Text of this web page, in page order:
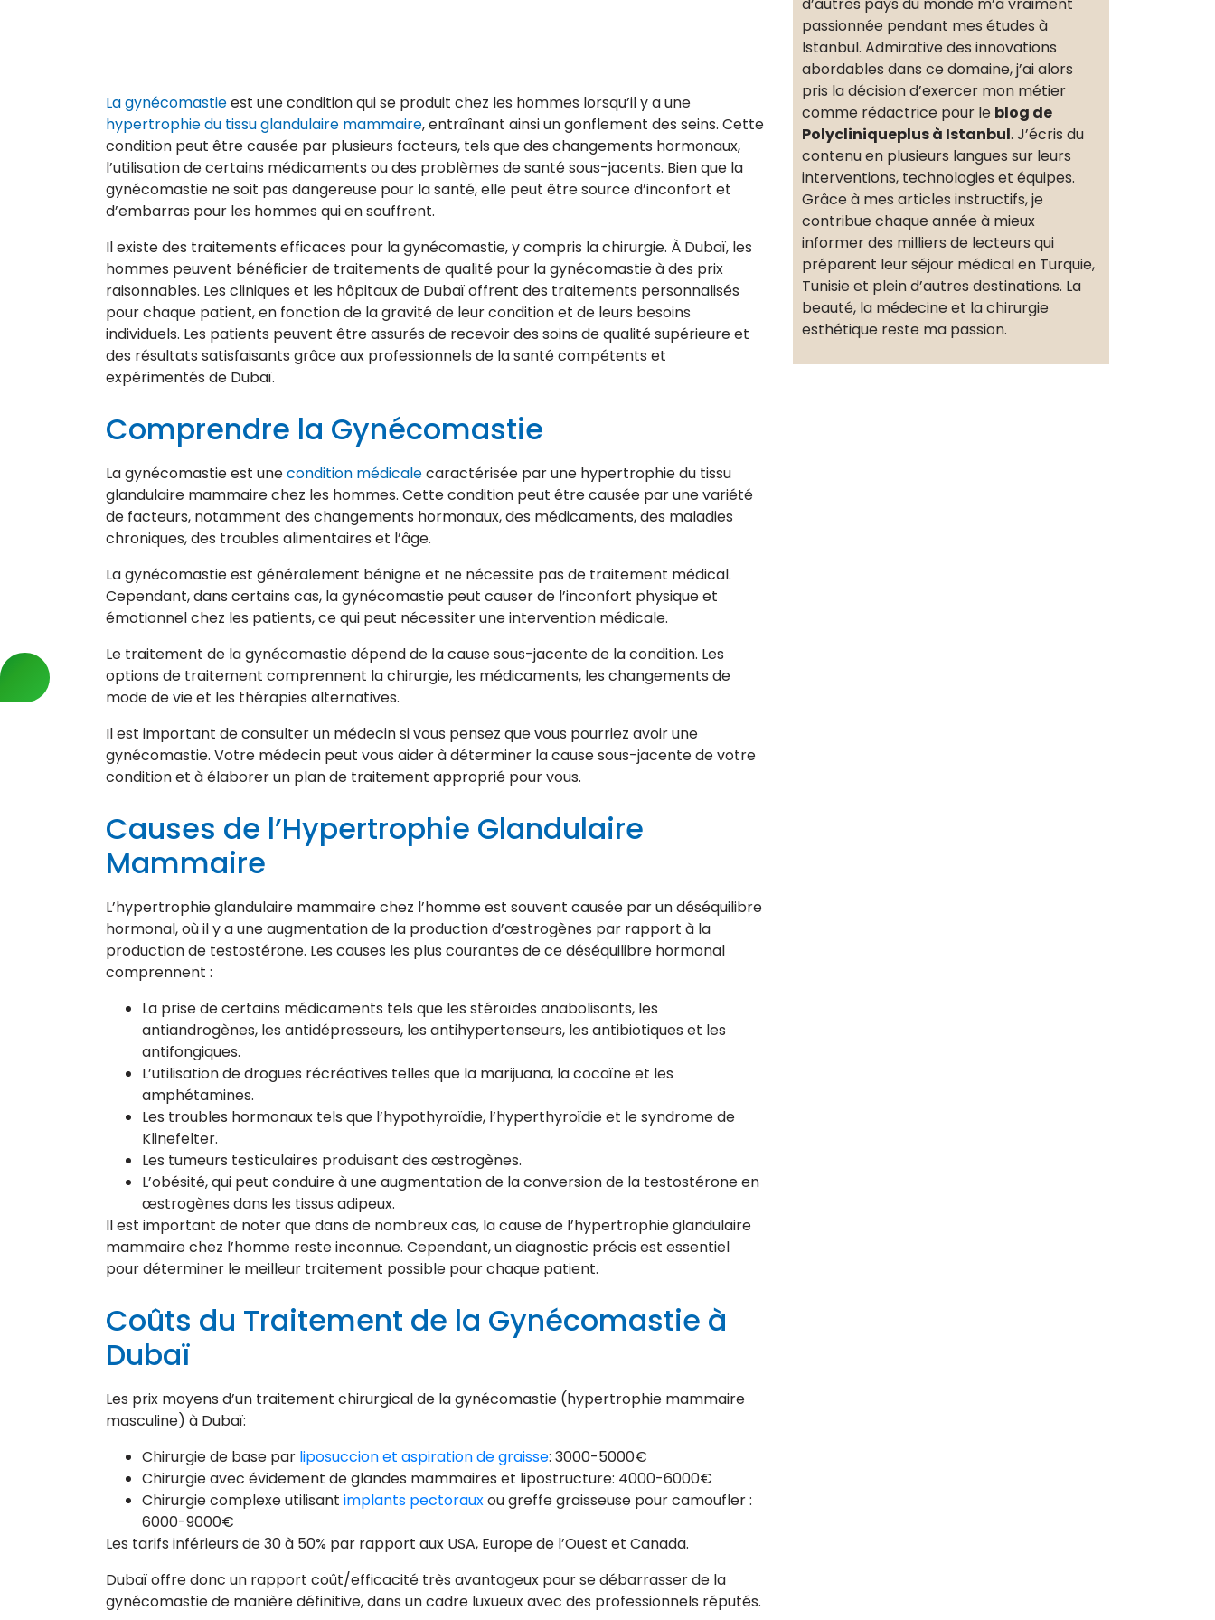
La gynécomastieest une condition qui se produit chez les hommes lorsqu’il y a une
hypertrophie du tissu glandulaire mammaire, entraînant ainsi un gonflement des seins. Cette
condition peut être causée par plusieurs facteurs, tels que des changements hormonaux,
l’utilisation de certains médicaments ou des problèmes de santé sous-jacents. Bien que la
gynécomastie ne soit pas dangereuse pour la santé, elle peut être source d’inconfort et
d’embarras pour les hommes qui en souffrent.
Il existe des traitements efficaces pour la gynécomastie, y compris la chirurgie. À Dubaï, les
hommes peuvent bénéficier de traitements de qualité pour la gynécomastie à des prix
raisonnables. Les cliniques et les hôpitaux de Dubaï offrent des traitements personnalisés
pour chaque patient, en fonction de la gravité de leur condition et de leurs besoins
individuels. Les patients peuvent être assurés de recevoir des soins de qualité supérieure et
des résultats satisfaisants grâce aux professionnels de la santé compétents et
expérimentés de Dubaï.
Comprendre la Gynécomastie
La gynécomastie est unecondition médicalecaractérisée par une hypertrophie du tissu
glandulaire mammaire chez les hommes. Cette condition peut être causée par une variété
de facteurs, notamment des changements hormonaux, des médicaments, des maladies
chroniques, des troubles alimentaires et l’âge.
La gynécomastie est généralement bénigne et ne nécessite pas de traitement médical.
Cependant, dans certains cas, la gynécomastie peut causer de l’inconfort physique et
émotionnel chez les patients, ce qui peut nécessiter une intervention médicale.
Le traitement de la gynécomastie dépend de la cause sous-jacente de la condition. Les
options de traitement comprennent la chirurgie, les médicaments, les changements de
mode de vie et les thérapies alternatives.
Il est important de consulter un médecin si vous pensez que vous pourriez avoir une
gynécomastie. Votre médecin peut vous aider à déterminer la cause sous-jacente de votre
condition et à élaborer un plan de traitement approprié pour vous.
Causes de l’Hypertrophie Glandulaire
Mammaire
L’hypertrophie glandulaire mammaire chez l’homme est souvent causée par un déséquilibre
hormonal, où il y a une augmentation de la production d’œstrogènes par rapport à la
production de testostérone. Les causes les plus courantes de ce déséquilibre hormonal
comprennent :
La prise de certains médicaments tels que les stéroïdes anabolisants, les
antiandrogènes, les antidépresseurs, les antihypertenseurs, les antibiotiques et les
antifongiques.
L’utilisation de drogues récréatives telles que la marijuana, la cocaïne et les
amphétamines.
Les troubles hormonaux tels que l’hypothyroïdie, l’hyperthyroïdie et le syndrome de
Klinefelter.
Les tumeurs testiculaires produisant des œstrogènes.
L’obésité, qui peut conduire à une augmentation de la conversion de la testostérone en
œstrogènes dans les tissus adipeux.
Il est important de noter que dans de nombreux cas, la cause de l’hypertrophie glandulaire
mammaire chez l’homme reste inconnue. Cependant, un diagnostic précis est essentiel
pour déterminer le meilleur traitement possible pour chaque patient.
Coûts du Traitement de la Gynécomastie à
Dubaï
Les prix moyens d’un traitement chirurgical de la gynécomastie (hypertrophie mammaire
masculine) à Dubaï:
Chirurgie de base par liposuccion et aspiration de graisse: 3000-5000€
Chirurgie avec évidement de glandes mammaires et lipostructure: 4000-6000€
Chirurgie complexe utilisant implants pectorauxou greffe graisseuse pour camoufler :
6000-9000€
Les tarifs inférieurs de 30 à 50% par rapport aux USA, Europe de l’Ouest et Canada.
Dubaï offre donc un rapport coût/efficacité très avantageux pour se débarrasser de la
gynécomastie de manière définitive, dans un cadre luxueux avec des professionnels réputés.
passionnée pendant mes études à
Istanbul. Admirative des innovations
abordables dans ce domaine, j’ai alors
pris la décision d’exercer mon métier
comme rédactrice pour le blog de
Polycliniqueplus à Istanbul. J’écris du
contenu en plusieurs langues sur leurs
interventions, technologies et équipes.
Grâce à mes articles instructifs, je
contribue chaque année à mieux
informer des milliers de lecteurs qui
préparent leur séjour médical en Turquie,
Tunisie et plein d’autres destinations. La
beauté, la médecine et la chirurgie
esthétique reste ma passion.